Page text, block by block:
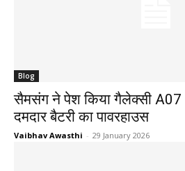
Blog
सैमसंग ने पेश किया गैलेक्सी A07
दमदार बैटरी का पावरहाउस
Vaibhav Awasthi - 29 January 2026